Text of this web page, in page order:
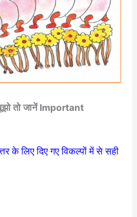
तो जानें Important
के लिए दिए गए विकल्पों में से सही